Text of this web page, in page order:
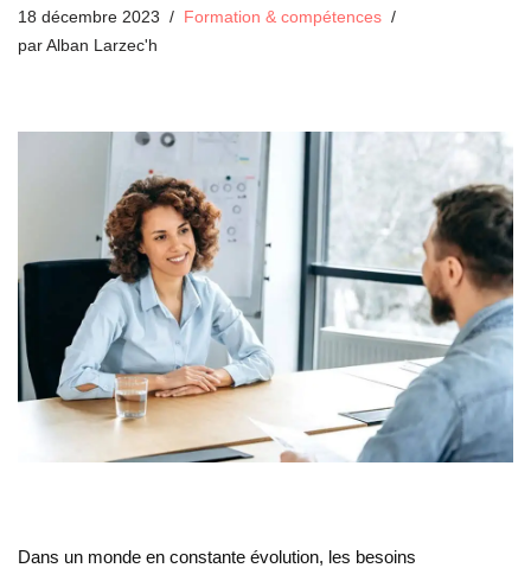
18 décembre 2023
Formation & compétences
par Alban Larzec'h
Dans un monde en constante évolution, les besoins